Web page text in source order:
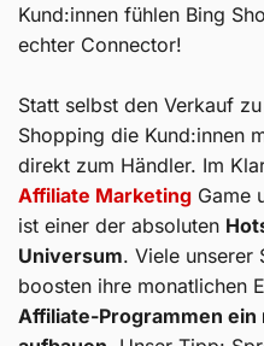
Kund:innen fühlen Bing
echter Connector!
Statt selbst den Verkauf
Shopping die Kund:innen
direkt zum Händler. Im
Affiliate Marketing Game
ist einer der absoluten
Universum. Viele unserer
boosten ihre monatlichen
Affiliate-Programmen